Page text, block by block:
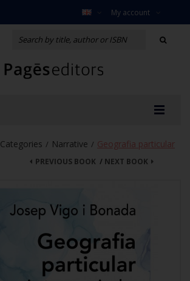
My account
Categories / Narrative / Geografia particular
NEXT BOOK
PREVIOUS BOOK /